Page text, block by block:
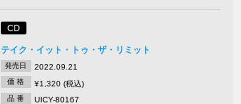
CD
テイク・イット・トゥ・ザ・リミット
発売日 2022.09.21
価 格 ¥1,320 (税込)
品 番 UICY-80167